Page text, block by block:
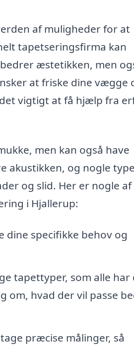
af muligheder for at
tapetseringsfirma kan
æstetikken, men
at friske dine vægge
vigtigt at få hjælp fra
men kan også have
akustikken, og nogle
og slid. Her er nogle af
i Hjallerup:
dine specifikke behov og
tapettyper, som alle har
om, hvad der vil passe
præcise målinger, så